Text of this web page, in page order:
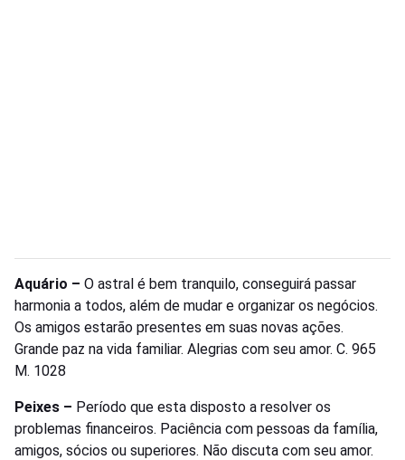
Aquário – O astral é bem tranquilo, conseguirá passar
harmonia a todos, além de mudar e organizar os negócios.
Os amigos estarão presentes em suas novas ações.
Grande paz na vida familiar. Alegrias com seu amor. C. 965
M. 1028
Peixes – Período que esta disposto a resolver os
problemas financeiros. Paciência com pessoas da família,
amigos, sócios ou superiores. Não discuta com seu amor.